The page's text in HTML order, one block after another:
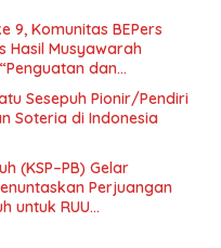
9, Komunitas BEPers
Hasil Musyawarah
dan
Berbasis Riset di seluruh
Sesepuh Pionir/Pendiri
Soteria di Indonesia
(KSP–PB) Gelar
Perjuangan
untuk RUU